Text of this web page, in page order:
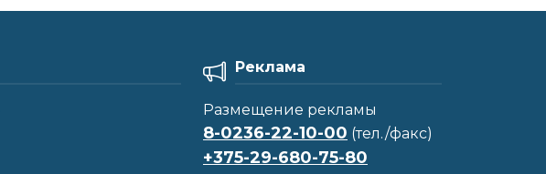
Реклама
Размещение рекламы
8-0236-22-10-00 (тел./факс)
+375-29-680-75-80